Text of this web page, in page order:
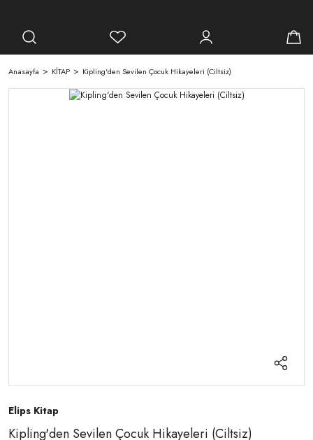
Anasayfa KİTAP Kipling'den Sevilen Çocuk Hikayeleri (Ciltsiz)
Elips Kitap
Kipling'den Sevilen Çocuk Hikayeleri (Ciltsiz)